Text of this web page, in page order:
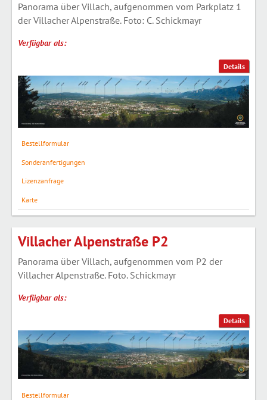
Details
Panorama über Villach, aufgenommen vom Parkplatz 1
der Villacher Alpenstraße. Foto: C. Schickmayr
Verfügbar als:
Bestellformular
Sonderanfertigungen
Lizenzanfrage
Karte
Details
Villacher Alpenstraße P2
Panorama über Villach, aufgenommen vom P2 der
Villacher Alpenstraße. Foto. Schickmayr
Verfügbar als:
Bestellformular